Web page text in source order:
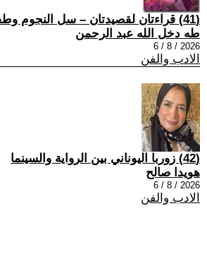
(41) قراءتان لقصيدتان – سل النجوم وطفح الحب
طه دخل الله عبد الرحمن
2026 / 8 / 6
الادب والفن
(42) زوربا اليوناني بين الرواية والسينما
هويدا صالح
2026 / 8 / 6
الادب والفن